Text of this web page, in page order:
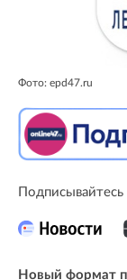
Фото: epd47.ru
Подписывайтесь
Новый формат